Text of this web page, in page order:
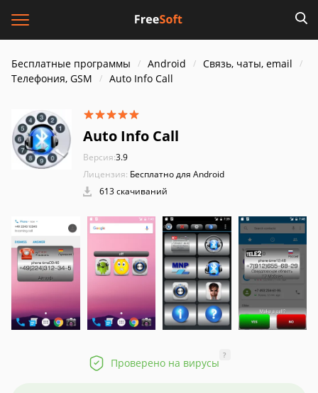
Бесплатные программы Android
Связь, чаты, email
Телефония, GSM
Auto Info Call
Auto Info Call
Версия:3.9
Лицензия: Бесплатно для Android
613 скачиваний
Проверено на вирусы
?